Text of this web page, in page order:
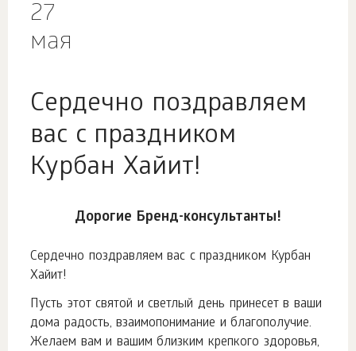
27
мая
Сердечно поздравляем
вас с праздником
Курбан Хайит!
Дорогие Бренд-консультанты!
Сердечно поздравляем вас с праздником Курбан
Хайит!
Пусть этот святой и светлый день принесет в ваши
дома радость, взаимопонимание и благополучие.
Желаем вам и вашим близким крепкого здоровья,